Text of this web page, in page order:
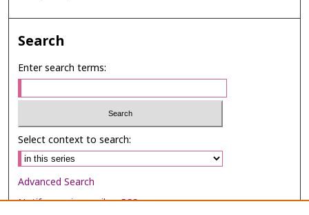
Search
Enter search terms:
Select context to search:
Advanced Search
Notify me via email orRSS